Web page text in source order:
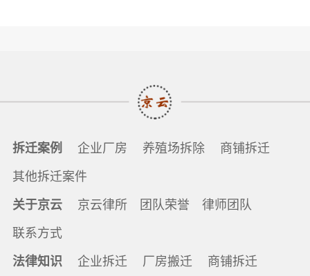
拆迁案例 企业厂房 养殖场拆除 商铺拆迁
其他拆迁案件
关于京云 京云律所 团队荣誉 律师团队
联系方式
法律知识 企业拆迁 厂房搬迁 商铺拆迁